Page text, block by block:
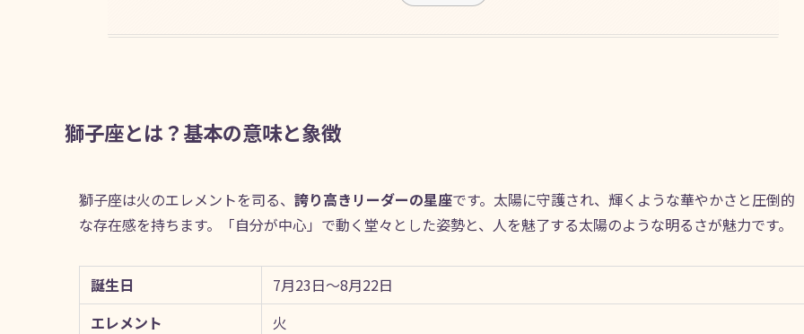
獅子座とは？基本の意味と象徴
獅子座は火のエレメントを司る、 誇り高きリーダーの星座です。太陽に守護され、輝くような華やかさと圧倒的
な存在感を持ちます。「自分が中心」で動く堂々とした姿勢と、人を魅了する太陽のような明るさが魅力です。
誕生日
7月23日〜8月22日
エレメント
火